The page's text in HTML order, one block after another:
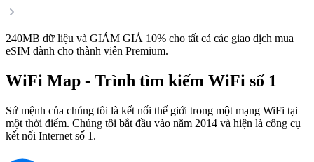
240MB dữ liệu và GIẢM GIÁ 10% cho tất cả các giao dịch mua
eSIM dành cho thành viên Premium.
WiFi Map - Trình tìm kiếm WiFi số 1
Sứ mệnh của chúng tôi là kết nối thế giới trong một mạng WiFi tại
một thời điểm. Chúng tôi bắt đầu vào năm 2014 và hiện là công cụ
kết nối Internet số 1.